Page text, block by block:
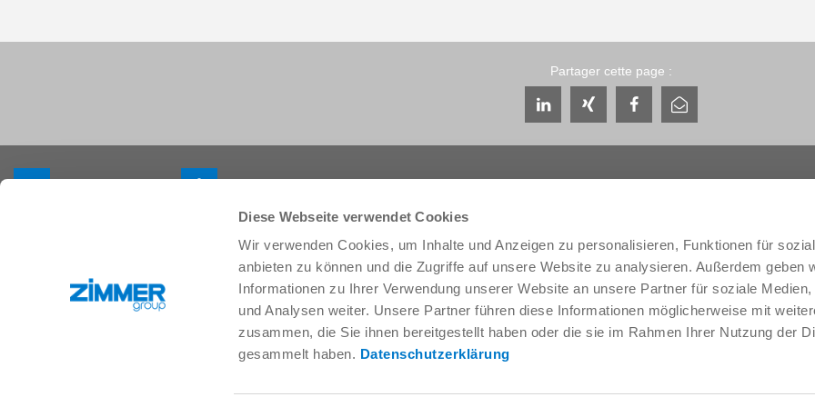
Diese Webseite verwendet Cookies
Wir verwenden Cookies, um Inhalte und Anzeigen zu personalisieren, Funktionen für
anbieten zu können und die Zugriffe auf unsere Website zu analysieren. Außerdem geben
Informationen zu Ihrer Verwendung unserer Website an unsere Partner für soziale Medien,
und Analysen weiter. Unsere Partner führen diese Informationen möglicherweise mit
zusammen, die Sie ihnen bereitgestellt haben oder die sie im Rahmen Ihrer Nutzung der
gesammelt haben. Datenschutzerklärung
Partager cette page :
Construction de machineset
Nouveautés
Solutions système
Technique des procédés
SOFT CLOSE
Interlocuteurs
Service
données
THE KNOW-HOW
Salons et événements
Zimmer Group